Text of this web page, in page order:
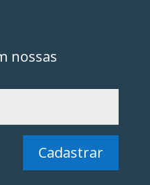
nossas
Cadastrar